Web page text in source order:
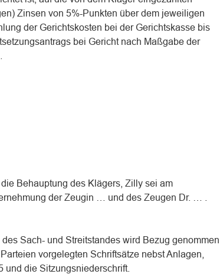
Zinsen von 5%-Punkten über dem jeweiligen
der Gerichtskosten bei der Gerichtskasse bis
bei Gericht nach Maßgabe der
Behauptung des Klägers, Zilly sei am
der Zeugin … und des Zeugen Dr. … .
Sach- und Streitstandes wird Bezug genommen
vorgelegten Schriftsätze nebst Anlagen,
und die Sitzungsniederschrift.